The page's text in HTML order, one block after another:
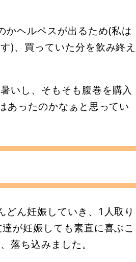
かヘルペスが出るため(私は
)、買っていた分を飲み終え
いし、そもそも腹巻を購入
あったのかなぁと思ってい
ん妊娠していき、1人取り
が妊娠しても素直に喜ぶこ
落ち込みました。